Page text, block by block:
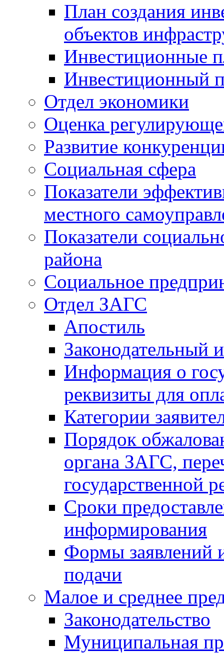
План создания
объектов
Инвестиционные
Инвестиционный
Отдел экономики
Оценка
Развитие
Социальная сфера
Показатели
местного
Показатели
района
Социальное
Отдел ЗАГС
Апостиль
Законодательный
Информация о
реквизиты для
Категории
Порядок
органа ЗАГС,
государственной
Сроки
информирования
Формы заявлений
подачи
Малое и среднее
Законодательство
Муниципальная